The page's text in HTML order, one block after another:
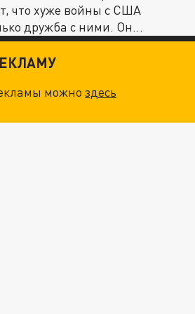
что хуже войны с США
дружба с ними. Он...
можноздесь